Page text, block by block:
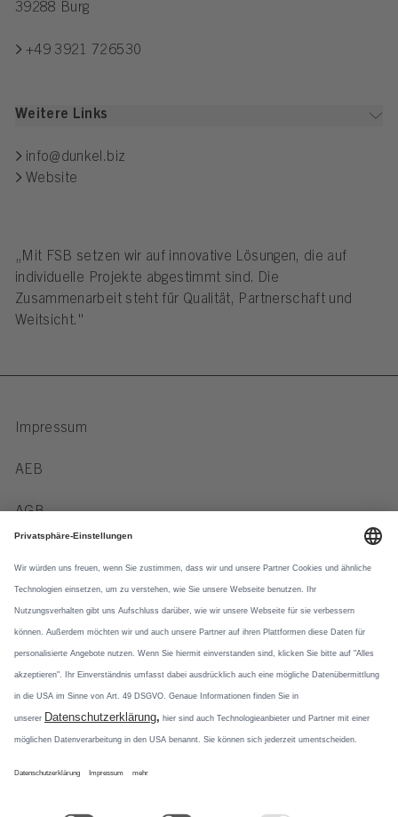
39288 Burg
+49 3921 726530
Weitere Links
info@dunkel.biz
Website
„Mit FSB setzen wir auf innovative Lösungen, die auf
individuelle Projekte abgestimmt sind. Die
Zusammenarbeit steht für Qualität, Partnerschaft und
Weitsicht."
Impressum
AEB
AGB
Datenschutz
Datennutzung
Mit unseren
Newsletterformaten
informieren wir über
aktuelle Themen.
Instagram